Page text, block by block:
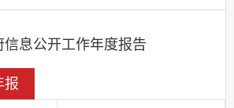
息公开工作年度报告
报